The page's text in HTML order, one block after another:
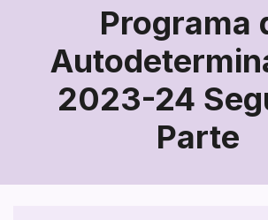
Programa
2023-24
Parte
RFP
–
Fondos
del